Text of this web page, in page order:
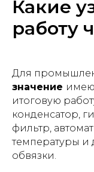
Какие
работу
Для
значение
итоговую
конденсатор,
фильтр,
температуры и
обвязки.